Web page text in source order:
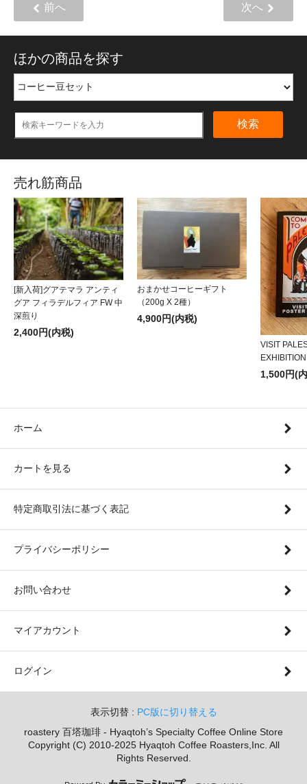
前へ 次へ
ほかの商品を探す
検索
売れ筋商品
[新入荷]グアテマラ アンティ
グア フィラデルフィア FW 中
深煎り
2,400円(内税)
おまかせコーヒーギフト
（200g X 2種）
4,900円(内税)
VISIT
1,500円(
ホーム
カートを見る
特定商取引法に基づく表記
プライバシーポリシー
お問い合わせ
マイアカウント
ログイン
表示切替 : PC版に切り替える
roastery 百塔珈琲 - Hyaqtoh’s Specialty Coffee Online Store
Copyright (C) 2010-2025 Hyaqtoh Coffee Roasters,Inc. All
Rights Reserved.